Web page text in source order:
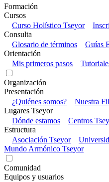
Formación
Cursos
Curso Holístico Tseyor
Consulta
Glosario de términos
Guías
Orientación
Mis primeros pasos
Organización
Presentación
¿Quiénes somos?
Nuestra
Lugares Tseyor
Dónde estamos
Centros
Estructura
Asociación Tseyor
Mundo Armónico Tseyor
Comunidad
Equipos y usuarios